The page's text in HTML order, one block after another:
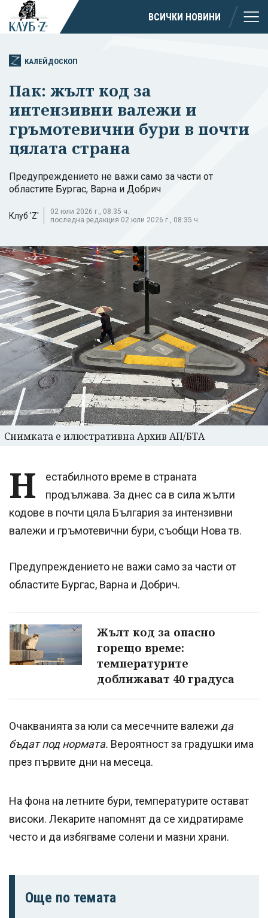
ВСИЧКИ НОВИНИ
КАЛЕЙДОСКОП
Пак: жълт код за
интензивни валежи и
гръмотевични бури в почти
цялата страна
Предупреждението не важи само за части от
областите Бургас, Варна и Добрич
Клуб 'Z'
02 юли 2026 г., 08:35 ч.
последна редакция 02 юли 2026 г., 08:35 ч.
Снимката е илюстративна Архив АП/БТА
Н
естабилното време в страната
продължава. За днес са в сила жълти
кодове в почти цяла България за интензивни
валежи и гръмотевични бури, съобщи Нова тв.
Предупреждението не важи само за части от
областите Бургас, Варна и Добрич.
Жълт код за опасно
горещо време:
температурите
доближават 40 градуса
Очакванията за юли са месечните валежи да
бъдат под нормата. Вероятност за градушки има
през първите дни на месеца.
На фона на летните бури, температурите остават
високи. Лекарите напомнят да се хидратираме
често и да избягваме солени и мазни храни.
Още по темата